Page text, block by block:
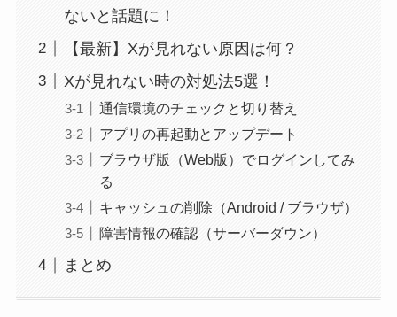
ないと話題に！
【最新】Xが見れない原因は何？
Xが見れない時の対処法5選！
通信環境のチェックと切り替え
アプリの再起動とアップデート
ブラウザ版（Web版）でログインしてみ
る
キャッシュの削除（Android / ブラウザ）
障害情報の確認（サーバーダウン）
まとめ